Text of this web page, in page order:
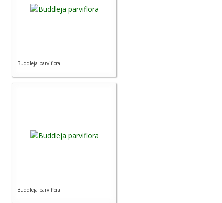
Buddleja parviflora
Buddleja parviflora